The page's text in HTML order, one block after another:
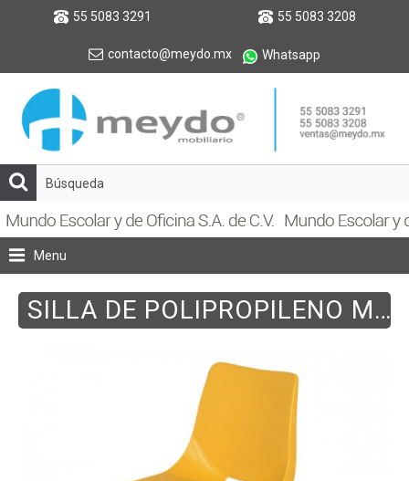
55 5083 3291 55 5083 3208
contacto@meydo.mx Whatsapp
Menu
SILLA DE POLIPROPILENO MEDIANA